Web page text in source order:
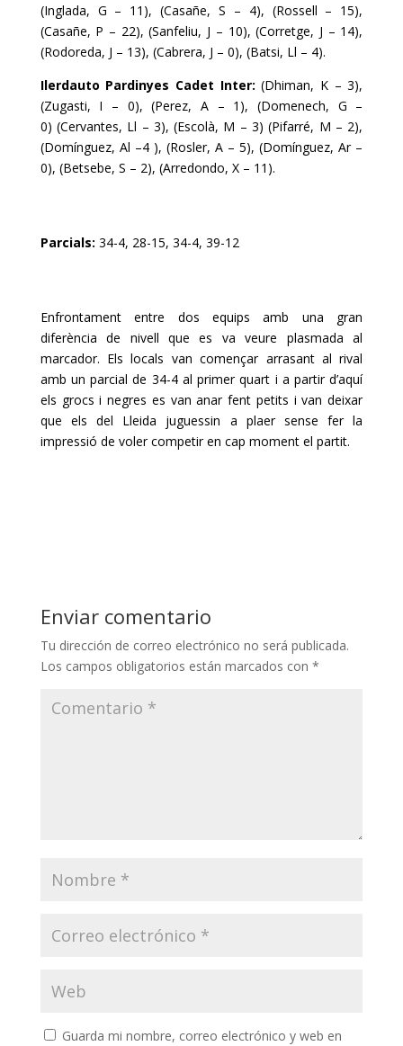
(Inglada, G – 11), (Casañe, S – 4), (Rossell – 15),
(Casañe, P – 22), (Sanfeliu, J – 10), (Corretge, J – 14),
(Rodoreda, J – 13), (Cabrera, J – 0), (Batsi, Ll – 4).
Ilerdauto Pardinyes Cadet Inter: (Dhiman, K – 3),
(Zugasti, I – 0), (Perez, A – 1), (Domenech, G –
0) (Cervantes, Ll – 3), (Escolà, M – 3) (Pifarré, M – 2),
(Domínguez, Al –4 ), (Rosler, A – 5), (Domínguez, Ar –
0), (Betsebe, S – 2), (Arredondo, X – 11).
Parcials: 34-4, 28-15, 34-4, 39-12
Enfrontament entre dos equips amb una gran
diferència de nivell que es va veure plasmada al
marcador. Els locals van començar arrasant al rival
amb un parcial de 34-4 al primer quart i a partir d’aquí
els grocs i negres es van anar fent petits i van deixar
que els del Lleida juguessin a plaer sense fer la
impressió de voler competir en cap moment el partit.
Enviar comentario
Tu dirección de correo electrónico no será publicada.
Los campos obligatorios están marcados con *
Guarda mi nombre, correo electrónico y web en